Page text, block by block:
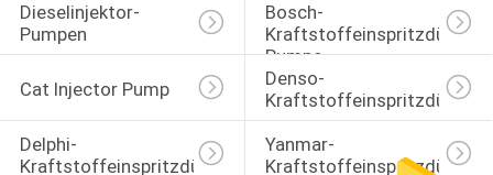
Dieselinjektor-
Pumpen
Bosch-
Kraftstoffeinspritzdüse-
Pumpe
Cat Injector Pump
Denso-
Kraftstoffeinspritzdüse
Delphi-
Kraftstoffeinspritzdüse
Yanmar-
Kraftstoffeinspritzdüse